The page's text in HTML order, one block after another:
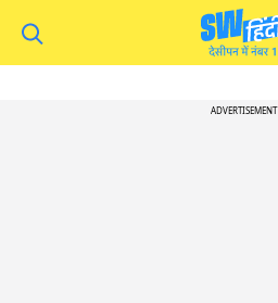
ADVERTISEMENT